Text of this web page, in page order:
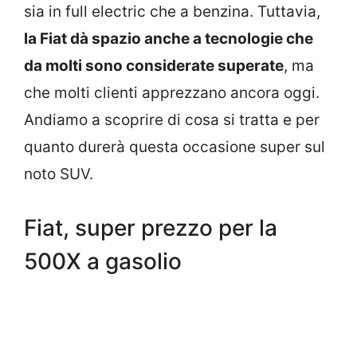
sia in full electric che a benzina. Tuttavia,
la Fiat dà spazio anche a tecnologie che
da molti sono considerate superate, ma
che molti clienti apprezzano ancora oggi.
Andiamo a scoprire di cosa si tratta e per
quanto durerà questa occasione super sul
noto SUV.
Fiat, super prezzo per la
500X a gasolio